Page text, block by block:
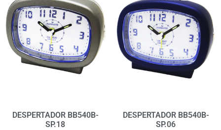
DESPERTADOR BB540B-
SP.18
DESPERTADOR BB540B-
SP.06